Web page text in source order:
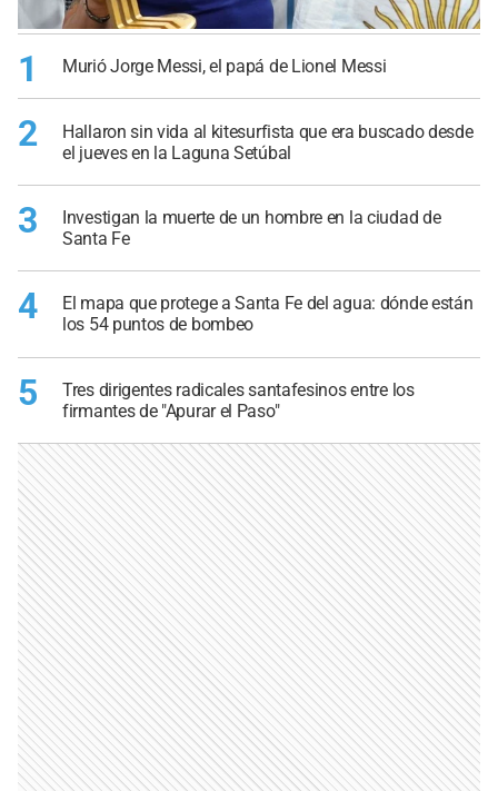
1 Murió Jorge Messi, el papá de Lionel Messi
2
Hallaron sin vida al kitesurfista que era buscado desde
el jueves en la Laguna Setúbal
3
Investigan la muerte de un hombre en la ciudad de
Santa Fe
4
El mapa que protege a Santa Fe del agua: dónde están
los 54 puntos de bombeo
5
Tres dirigentes radicales santafesinos entre los
firmantes de "Apurar el Paso"